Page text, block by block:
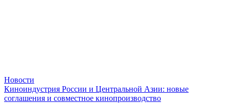
Новости
Киноиндустрия России и Центральной Азии: новые
соглашения и совместное кинопроизводство